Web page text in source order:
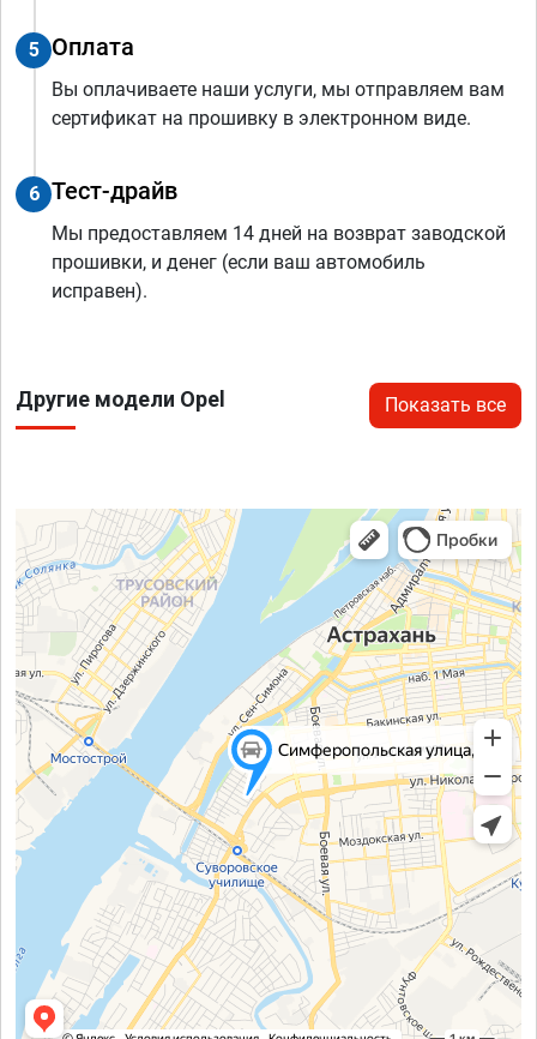
5 Оплата
Вы оплачиваете наши услуги, мы отправляем вам
сертификат на прошивку в электронном виде.
6 Тест-драйв
Мы предоставляем 14 дней на возврат заводской
прошивки, и денег (если ваш автомобиль
исправен).
Другие модели Opel Показать все